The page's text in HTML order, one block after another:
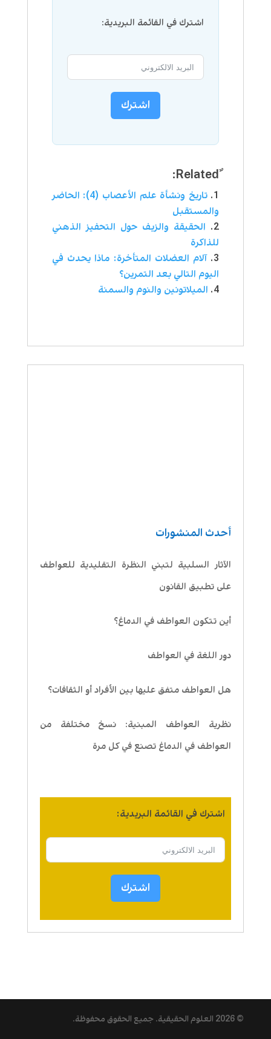
أحدث المنشورات
الآثار السلبية لتبني النظرة التقليدية للعواطف
على تطبيق القانون
أين تتكون العواطف في الدماغ؟
دور اللغة في العواطف
هل العواطف متفق عليها بين الأفراد أو الثقافات؟
نظرية العواطف المبنية: نسخ مختلفة من
العواطف في الدماغ تصنع في كل مرة
اشترك في القائمة البريدية:
اشترك
اشترك في القائمة البريدية:
اشترك
ٌRelated:
تاريخ ونشأة علم الأعصاب (4): الحاضر
والمستقبل
الحقيقة والزيف حول التحفيز الذهني
للذاكرة
آلام العضلات المتأخرة: ماذا يحدث في
اليوم التالي بعد التمرين؟
الميلاتونين والنوم والسمنة
© 2026 العلوم الحقيقية. جميع الحقوق محفوظة.